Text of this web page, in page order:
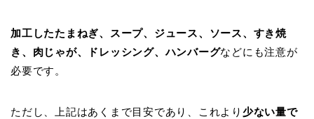
加工したたまねぎ、スープ、ジュース、ソース、すき焼
き、肉じゃが、ドレッシング、ハンバーグなどにも注意が
必要です。
ただし、上記はあくまで目安であり、これより 少ない量で